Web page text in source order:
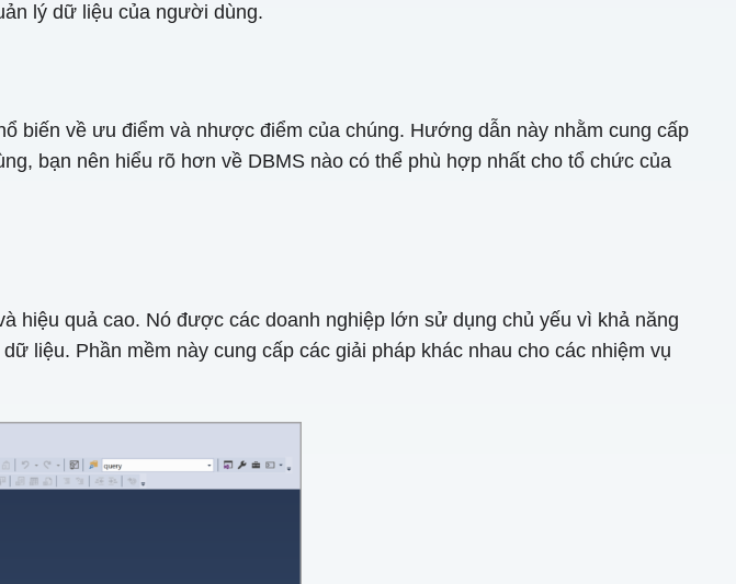
lý dữ liệu của người dùng.
biến về ưu điểm và nhược điểm của chúng. Hướng dẫn này nhằm cung cấp
bạn nên hiểu rõ hơn về DBMS nào có thể phù hợp nhất cho tổ chức của
hiệu quả cao. Nó được các doanh nghiệp lớn sử dụng chủ yếu vì khả năng
liệu. Phần mềm này cung cấp các giải pháp khác nhau cho các nhiệm vụ